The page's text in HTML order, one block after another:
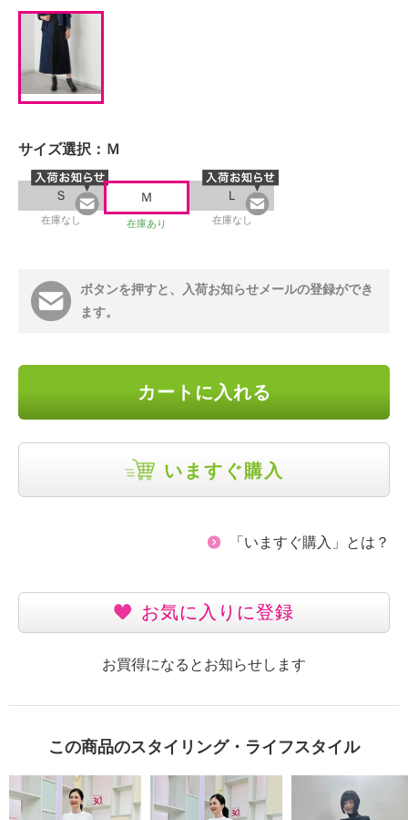
サイズ選択： Ｍ
Ｓ
在庫なし
Ｍ
在庫あり
Ｌ
在庫なし
ボタンを押すと、入荷お知らせメールの登録ができ
ます。
カートに入れる
いますぐ購入
「いますぐ購入」とは？
お気に入りに登録
お買得になるとお知らせします
この商品のスタイリング・ライフスタイル